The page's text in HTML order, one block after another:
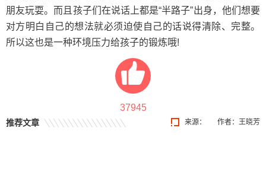
朋友玩耍。而且孩子们在说话上都是“半路子”出身，他们想要
对方明白自己的想法就必须迫使自己的话说得清除、完整。
所以这也是一种环境压力给孩子的锻炼哦!
37945
来源： 作者：王晓芳
推荐文章